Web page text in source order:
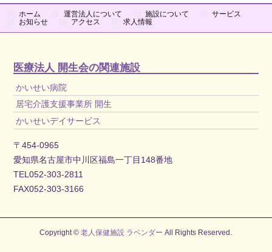
ホーム 運営法人について 施設について
サービス
お知らせ
アクセス 求人情報
医療法人 開生会の関連施設
かいせい病院
居宅介護支援事業所 開生
かいせいデイサービス
〒454-0965
愛知県名古屋市中川区福島一丁目148番地
TEL052-303-2811
FAX052-303-3166
Copyright ©老人保健施設 ラベンダー All Rights Reserved.